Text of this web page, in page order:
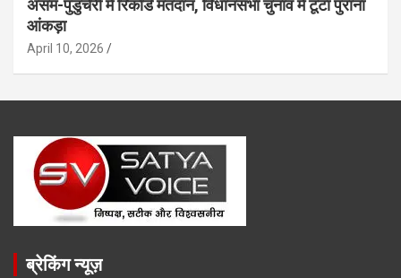
असम-पुडुचेरी में रिकॉर्ड मतदान, विधानसभा चुनाव में टूटा पुराना
आंकड़ा
April 10, 2026
ब्रेकिंग न्यूज़